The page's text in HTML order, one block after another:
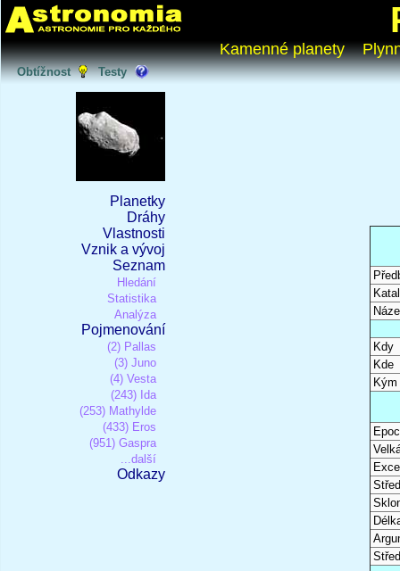
Kamenné planety
Obtížnost Testy
Planetky
Dráhy
Vlastnosti
Vznik a vývoj
Seznam
Hledání
Statistika
Analýza
Pojmenování
(2) Pallas
(3) Juno
(4) Vesta
(243) Ida
(253) Mathylde
(433) Eros
(951) Gaspra
...další
Odkazy
Kdy
Kde
Kým